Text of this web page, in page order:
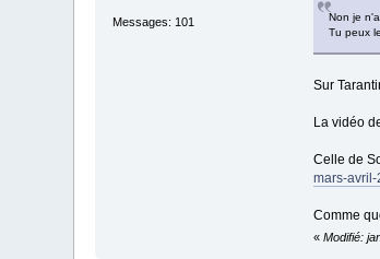
Messages: 101
Non je
Tu peux
Sur
La vidéo
Celle de
mars-avril-
Comme
« Modifié: